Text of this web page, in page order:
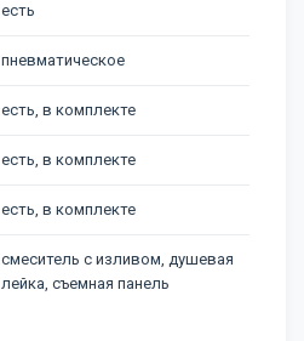
есть
пневматическое
есть, в комплекте
есть, в комплекте
есть, в комплекте
смеситель с изливом, душевая
лейка, съемная панель